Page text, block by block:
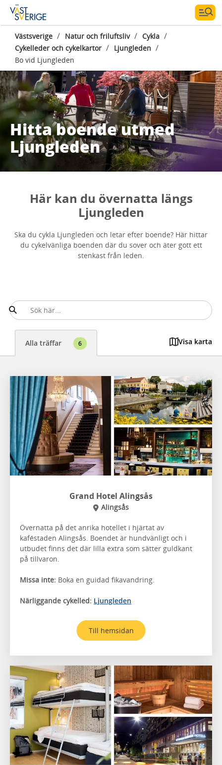
Västsverige / Natur och friluftsliv / Cykla /
Cykelleder och cykelkartor / Ljungleden /
Bo vid Ljungleden
Hitta boende utmed
Ljungleden
Här kan du övernatta längs
Ljungleden
Ska du cykla Ljungleden och letar efter boende? Här hittar
du cykelvänliga boenden där du sover och äter gott ett
stenkast från leden.
Alla träffar 6 Visa karta
Grand Hotel Alingsås
Alingsås
Övernatta på det anrika hotellet i hjärtat av
kaféstaden Alingsås. Boendet är hundvänligt och i
utbudet finns det där lilla extra som sätter guldkant
på tillvaron.
Missa inte: Boka en guidad fikavandring.
Närliggande cykelled: Ljungleden
Till hemsidan